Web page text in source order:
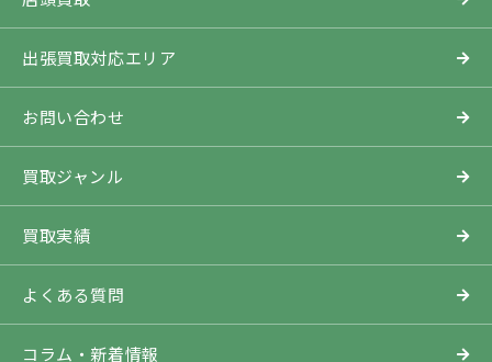
出張買取対応エリア
お問い合わせ
買取ジャンル
買取実績
よくある質問
コラム・新着情報